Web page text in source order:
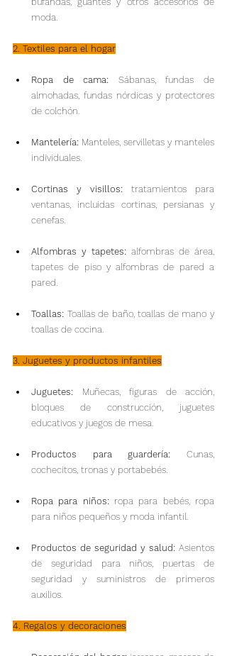
moda.
2. Textiles para el hogar
Ropa de cama: Sábanas, fundas de
almohadas, fundas nórdicas y protectores
de colchón.
Mantelería: Manteles, servilletas y manteles
individuales.
Cortinas y visillos: tratamientos para
ventanas, incluidas cortinas, persianas y
cenefas.
Alfombras y tapetes: alfombras de área,
tapetes de piso y alfombras de pared a
pared.
Toallas: Toallas de baño, toallas de mano y
toallas de cocina.
3. Juguetes y productos infantiles
Juguetes: Muñecas, figuras de acción,
bloques de construcción, juguetes
educativos y juegos de mesa.
Productos para guardería: Cunas,
cochecitos, tronas y portabebés.
Ropa para niños: ropa para bebés, ropa
para niños pequeños y moda infantil.
Productos de seguridad y salud: Asientos
de seguridad para niños, puertas de
seguridad y suministros de primeros
auxilios.
4. Regalos y decoraciones